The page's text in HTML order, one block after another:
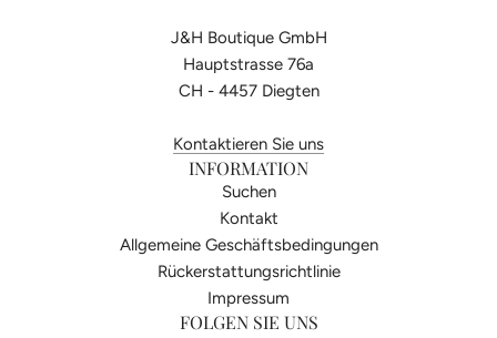
J&H Boutique GmbH
Hauptstrasse 76a
CH - 4457 Diegten
Kontaktieren Sie uns
INFORMATION
Suchen
Kontakt
Allgemeine Geschäftsbedingungen
Rückerstattungsrichtlinie
Impressum
FOLGEN SIE UNS